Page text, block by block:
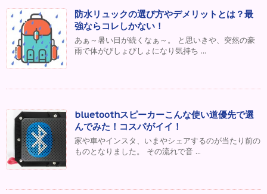
防水リュックの選び方やデメリットとは？最
強ならコレしかない！
あぁ～暑い日が続くなぁ～。 と思いきや、突然の豪
雨で体がびしょびしょになり気持ち ...
bluetoothスピーカーこんな使い道優先で選
んでみた！コスパがイイ！
家や車やインスタ、いまやシェアするのが当たり前の
ものとなりました。 その流れで音 ...